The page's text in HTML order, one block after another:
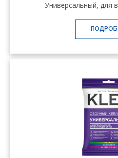
Универсальный, для